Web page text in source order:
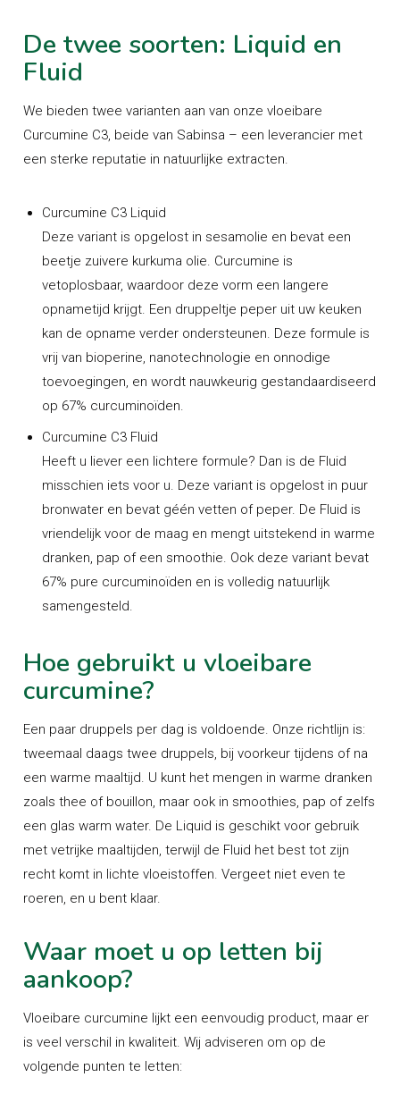
De twee soorten: Liquid en
Fluid
We bieden twee varianten aan van onze vloeibare
Curcumine C3, beide van Sabinsa – een leverancier met
een sterke reputatie in natuurlijke extracten.
Curcumine C3 Liquid
Deze variant is opgelost in sesamolie en bevat een
beetje zuivere kurkuma olie. Curcumine is
vetoplosbaar, waardoor deze vorm een langere
opnametijd krijgt. Een druppeltje peper uit uw keuken
kan de opname verder ondersteunen. Deze formule is
vrij van bioperine, nanotechnologie en onnodige
toevoegingen, en wordt nauwkeurig gestandaardiseerd
op 67% curcuminoïden.
Curcumine C3 Fluid
Heeft u liever een lichtere formule? Dan is de Fluid
misschien iets voor u. Deze variant is opgelost in puur
bronwater en bevat géén vetten of peper. De Fluid is
vriendelijk voor de maag en mengt uitstekend in warme
dranken, pap of een smoothie. Ook deze variant bevat
67% pure curcuminoïden en is volledig natuurlijk
samengesteld.
Hoe gebruikt u vloeibare
curcumine?
Een paar druppels per dag is voldoende. Onze richtlijn is:
tweemaal daags twee druppels, bij voorkeur tijdens of na
een warme maaltijd. U kunt het mengen in warme dranken
zoals thee of bouillon, maar ook in smoothies, pap of zelfs
een glas warm water. De Liquid is geschikt voor gebruik
met vetrijke maaltijden, terwijl de Fluid het best tot zijn
recht komt in lichte vloeistoffen. Vergeet niet even te
roeren, en u bent klaar.
Waar moet u op letten bij
aankoop?
Vloeibare curcumine lijkt een eenvoudig product, maar er
is veel verschil in kwaliteit. Wij adviseren om op de
volgende punten te letten: